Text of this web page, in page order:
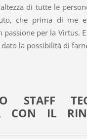
di tutte le
che prima di me
passione per la Virtus.
la possibilità di
STAFF
CON IL